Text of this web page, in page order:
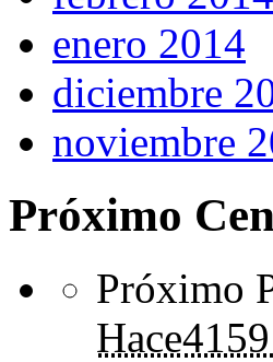
enero 2014
diciembre
noviembre
Próximo
Próximo
Hace